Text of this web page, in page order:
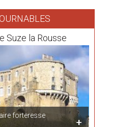
Suze la Rousse
forteresse